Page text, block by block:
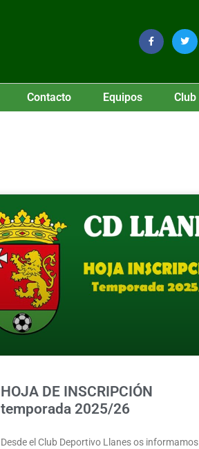
Contacto Equipos Club
HOJA DE INSCRIPCIÓN
temporada 2025/26
Desde el Club Deportivo Llanes os informamos